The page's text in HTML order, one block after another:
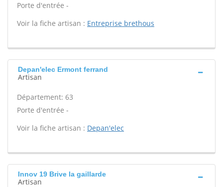
Porte d'entrée -
Voir la fiche artisan : Entreprise brethous
Depan'elec Ermont ferrand
Artisan
Département: 63
Porte d'entrée -
Voir la fiche artisan : Depan'elec
Innov 19 Brive la gaillarde
Artisan